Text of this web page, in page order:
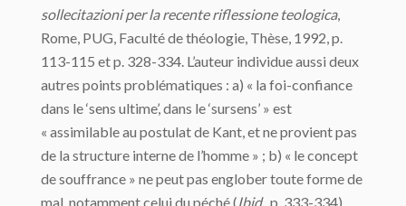
sollecitazioni per la recente riflessione teologica,
Rome, PUG, Faculté de théologie, Thèse, 1992, p.
113-115 et p. 328-334. L’auteur individue aussi deux
autres points problématiques : a) « la foi-confiance
dans le ‘sens ultime’, dans le ‘sursens’ » est
« assimilable au postulat de Kant, et ne provient pas
de la structure interne de l’homme » ; b) « le concept
de souffrance » ne peut pas englober toute forme de
mal, notamment celui du péché (Ibid., p. 333-334).